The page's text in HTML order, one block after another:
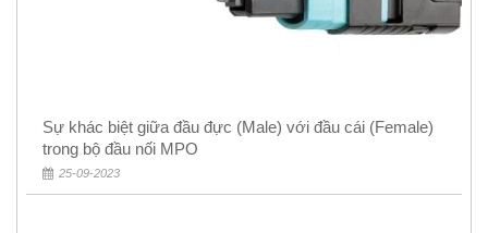
Sự khác biệt giữa đầu đực (Male) với đầu cái (Female)
trong bộ đầu nối MPO
25-09-2023